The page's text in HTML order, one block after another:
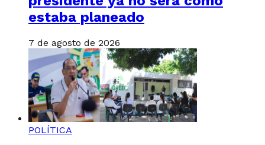
estaba planeado
7 de agosto de 2026
POLÍTICA